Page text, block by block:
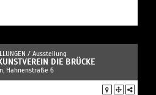
/ Ausstellung
DIE BRÜCKE
Hahnenstraße 6